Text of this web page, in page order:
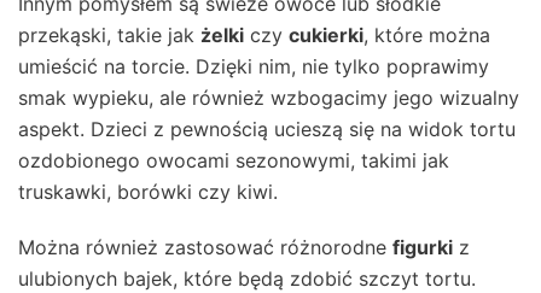
przekąski, takie jak żelki czy cukierki, które można
umieścić na torcie. Dzięki nim, nie tylko poprawimy
smak wypieku, ale również wzbogacimy jego wizualny
aspekt. Dzieci z pewnością ucieszą się na widok tortu
ozdobionego owocami sezonowymi, takimi jak
truskawki, borówki czy kiwi.
Można również zastosować różnorodne figurki z
ulubionych bajek, które będą zdobić szczyt tortu.